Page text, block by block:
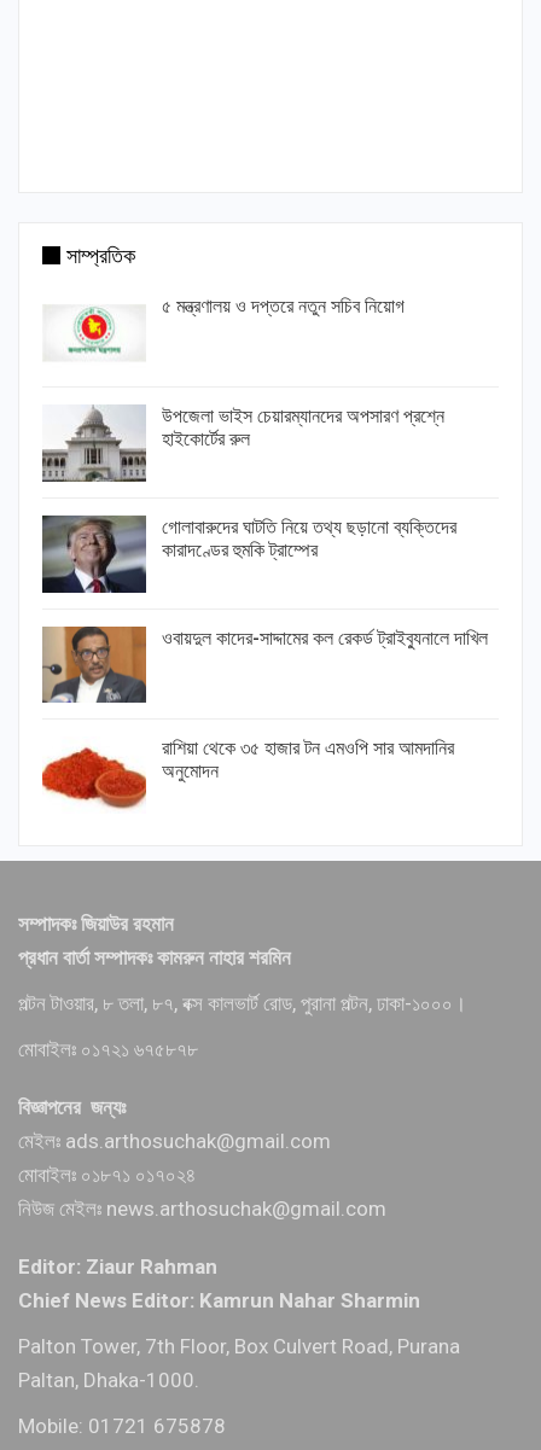
সাম্প্রতিক
৫ মন্ত্রণালয় ও দপ্তরে নতুন সচিব নিয়োগ
উপজেলা ভাইস চেয়ারম্যানদের অপসারণ প্রশ্নে
হাইকোর্টের রুল
গোলাবারুদের ঘাটতি নিয়ে তথ্য ছড়ানো ব্যক্তিদের
কারাদণ্ডের হুমকি ট্রাম্পের
ওবায়দুল কাদের-সাদ্দামের কল রেকর্ড ট্রাইব্যুনালে দাখিল
রাশিয়া থেকে ৩৫ হাজার টন এমওপি সার আমদানির
অনুমোদন
সম্পাদকঃ জিয়াউর রহমান
প্রধান বার্তা সম্পাদকঃ কামরুন নাহার শরমিন
পল্টন টাওয়ার, ৮ তলা, ৮৭, বক্স কালভার্ট রোড, পুরানা পল্টন, ঢাকা-১০০০।
মোবাইলঃ ০১৭২১ ৬৭৫৮৭৮
বিজ্ঞাপনের জন্যঃ
মেইলঃ ads.arthosuchak@gmail.com
মোবাইলঃ ০১৮৭১ ০১৭০২৪
নিউজ মেইলঃ news.arthosuchak@gmail.com
Editor: Ziaur Rahman
Chief News Editor: Kamrun Nahar Sharmin
Palton Tower, 7th Floor, Box Culvert Road, Purana
Paltan, Dhaka-1000.
Mobile: 01721 675878